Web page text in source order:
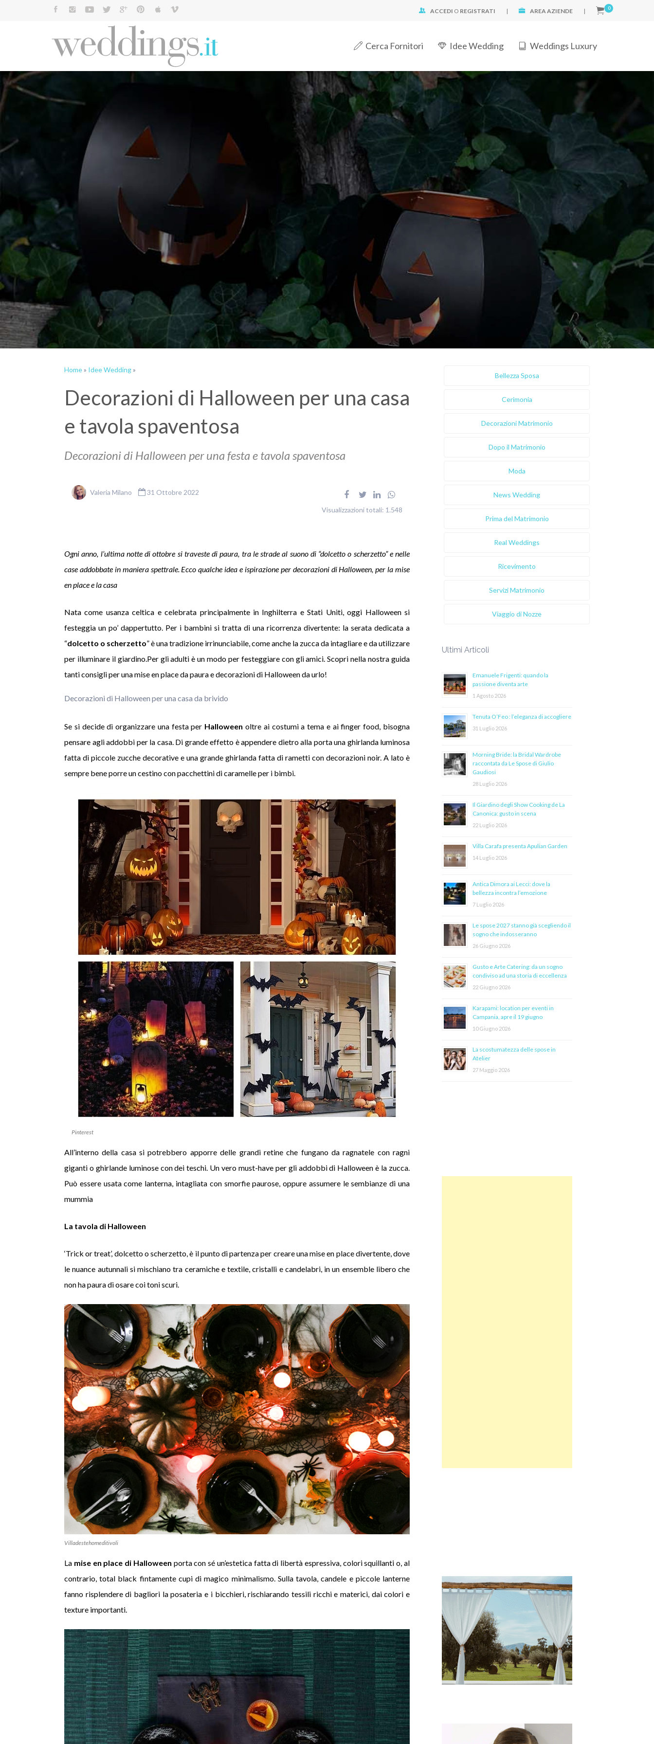
ACCEDI O REGISTRATI | AREA AZIENDE | 0
Cerca Fornitori Idee Wedding Weddings Luxury
Cerca:
Home» Idee Wedding»
Decorazioni di Halloween per una casa
e tavola spaventosa
Decorazioni di Halloween per una festa e tavola spaventosa
Valeria Milano 31 Ottobre 2022
Visualizzazioni totali: 1.548
Ogni anno, l’ultima notte di ottobre si traveste di paura, tra le strade al suono di “dolcetto o scherzetto” e nelle
case addobbate in maniera spettrale. Ecco qualche idea e ispirazione per decorazioni di Halloween, per la mise
en place e la casa
Nata come usanza celtica e celebrata principalmente in Inghilterra e Stati Uniti, oggi Halloween si
festeggia un po’ dappertutto. Per i bambini si tratta di una ricorrenza divertente: la serata dedicata a
“dolcetto o scherzetto” è una tradizione irrinunciabile, come anche la zucca da intagliare e da utilizzare
per illuminare il giardino.Per gli adulti è un modo per festeggiare con gli amici. Scopri nella nostra guida
tanti consigli per una mise en place da paura e decorazioni di Halloween da urlo!
Decorazioni di Halloween per una casa da brivido
Se si decide di organizzare una festa per Halloween oltre ai costumi a tema e ai finger food, bisogna
pensare agli addobbi per la casa. Di grande effetto è appendere dietro alla porta una ghirlanda luminosa
fatta di piccole zucche decorative e una grande ghirlanda fatta di rametti con decorazioni noir. A lato è
sempre bene porre un cestino con pacchettini di caramelle per i bimbi.
Pinterest
All’interno della casa si potrebbero apporre delle grandi retine che fungano da ragnatele con ragni
giganti o ghirlande luminose con dei teschi. Un vero must-have per gli addobbi di Halloween è la zucca.
Può essere usata come lanterna, intagliata con smorfie paurose, oppure assumere le sembianze di una
mummia
La tavola di Halloween
‘Trick or treat’, dolcetto o scherzetto, è il punto di partenza per creare una mise en place divertente, dove
le nuance autunnali si mischiano tra ceramiche e textile, cristalli e candelabri, in un ensemble libero che
non ha paura di osare coi toni scuri.
Villadestehomeditivoli
La mise en place di Halloween porta con sé un’estetica fatta di libertà espressiva, colori squillanti o, al
contrario, total black fintamente cupi di magico minimalismo. Sulla tavola, candele e piccole lanterne
fanno risplendere di bagliori la posateria e i bicchieri, rischiarando tessili ricchi e materici, dai colori e
texture importanti.
Bellezza Sposa
Cerimonia
Decorazioni Matrimonio
Dopo il Matrimonio
Moda
News Wedding
Prima del Matrimonio
Real Weddings
Ricevimento
Servizi Matrimonio
Viaggio di Nozze
Ultimi Articoli
Emanuele Frigenti: quando la
passione diventa arte
1 Agosto 2026
Tenuta O’Feo : l’eleganza di accogliere
31 Luglio 2026
Morning Bride: la Bridal Wardrobe
raccontata da Le Spose di Giulio
Gaudiosi
28 Luglio 2026
Il Giardino degli Show Cooking de La
Canonica: gusto in scena
22 Luglio 2026
Villa Carafa presenta Apulian Garden
14 Luglio 2026
Antica Dimora ai Lecci: dove la
bellezza incontra l’emozione
7 Luglio 2026
Le spose 2027 stanno già scegliendo il
sogno che indosseranno
26 Giugno 2026
Gusto e Arte Catering: da un sogno
condiviso ad una storia di eccellenza
22 Giugno 2026
Karapami: location per eventi in
Campania, apre il 19 giugno
10 Giugno 2026
La scostumatezza delle spose in
Atelier
27 Maggio 2026